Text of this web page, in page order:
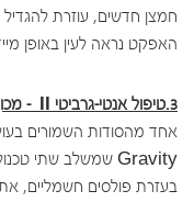
חמצן חדשים, עוזרת
האפקט נראה לעין באופן
3.טיפול אנטי-גרביטי
–
Gravity שמשלב שתי טכנולוגיות ייחודיות: 1.
בעזרת פולסים חשמליים, את